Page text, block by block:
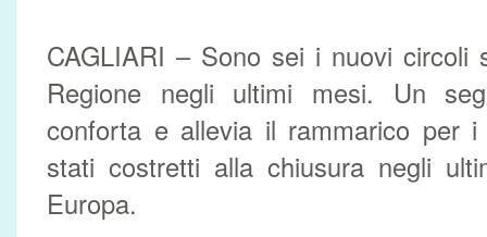
CAGLIARI – Sono sei i nuovi circoli
Regione negli ultimi mesi. Un
conforta e allevia il rammarico per
stati costretti alla chiusura negli
Europa.